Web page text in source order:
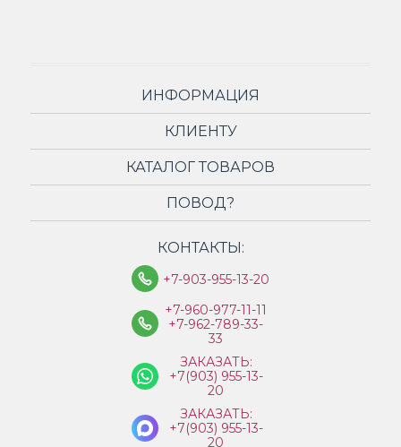
ИНФОРМАЦИЯ
КЛИЕНТУ
КАТАЛОГ ТОВАРОВ
ПОВОД?
КОНТАКТЫ:
+7-903-955-13-20
+7-960-977-11-11
+7-962-789-33-
33
ЗАКАЗАТЬ:
+7(903) 955-13-
20
ЗАКАЗАТЬ:
+7(903) 955-13-
20